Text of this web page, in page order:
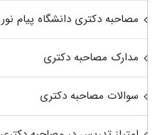
مصاحبه دکتری دانشگاه پیام نور
مدارک مصاحبه دکتری
سوالات مصاحبه دکتری